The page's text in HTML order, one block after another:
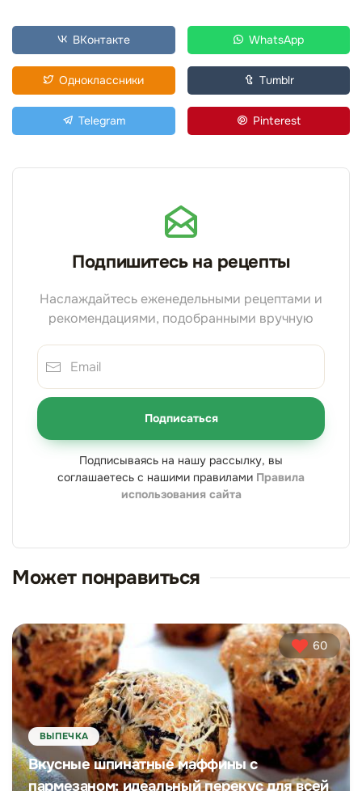
ВКонтакте WhatsApp
Одноклассники Tumblr
Telegram Pinterest
Подпишитесь на рецепты
Наслаждайтесь еженедельными рецептами и
рекомендациями, подобранными вручную
Подписаться
Подписываясь на нашу рассылку, вы
соглашаетесь с нашими правилами Правила
использования сайта
Может понравиться
60
ВЫПЕЧКА
Вкусные шпинатные маффины с
пармезаном: идеальный перекус для всей